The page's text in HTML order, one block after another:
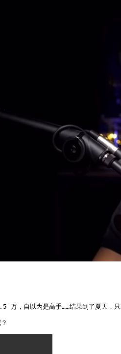
万，自以为是高手……结果到了夏天，
？